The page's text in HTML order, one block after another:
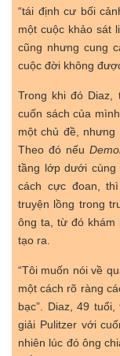
“tái định cư bối
một cuộc khảo sát
cũng nhưng cung
cuộc đời không
Trong khi đó Diaz,
cuốn sách của
một chủ đề, nhưng
Theo đó nếu
tầng lớp dưới cùng
cách cực đoan, thì
truyện lồng trong
ông ta, từ đó
tạo ra.
“Tôi muốn nói về
một cách rõ ràng
bạc”. Diaz, 49
giải Pulitzer với
nhiên lúc đó ông